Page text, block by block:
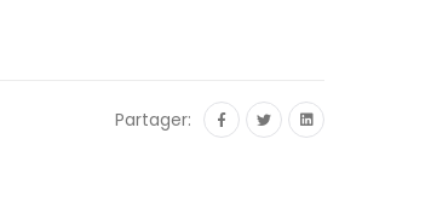
Partager: